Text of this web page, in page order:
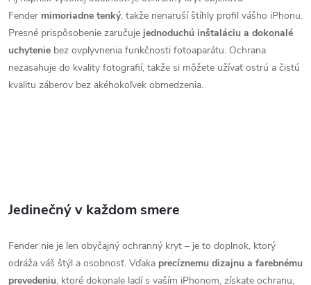
Fender mimoriadne tenký, takže nenaruší štíhly profil vášho iPhonu.
Presné prispôsobenie zaručuje jednoduchú inštaláciu a dokonalé
uchytenie bez ovplyvnenia funkčnosti fotoaparátu. Ochrana
nezasahuje do kvality fotografií, takže si môžete užívať ostrú a čistú
kvalitu záberov bez akéhokoľvek obmedzenia.
Jedinečný v každom smere
Fender nie je len obyčajný ochranný kryt – je to doplnok, ktorý
odráža váš štýl a osobnosť. Vďaka precíznemu dizajnu a farebnému
prevedeniu, ktoré dokonale ladí s vaším iPhonom, získate ochranu,